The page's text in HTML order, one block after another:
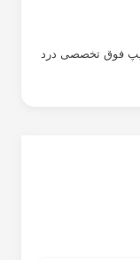
فوق تخصصی درد